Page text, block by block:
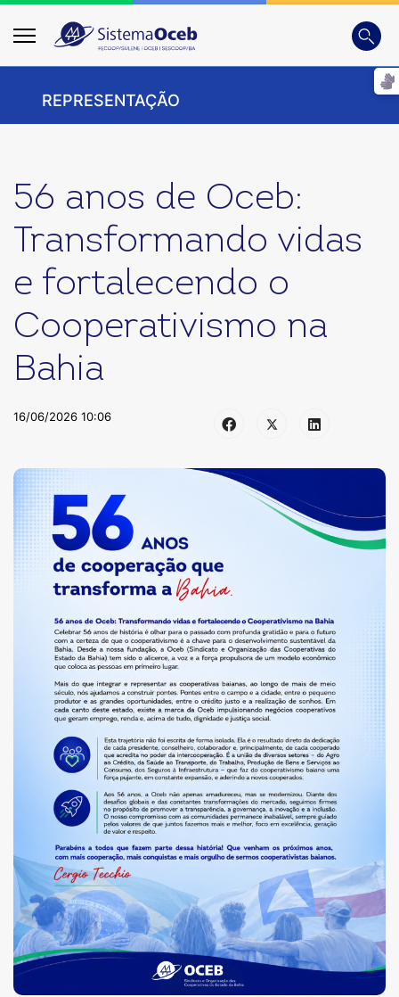
Busca
REPRESENTAÇÃO
56 anos de Oceb:
Transformando vidas
e fortalecendo o
Cooperativismo na
Bahia
16/06/2026 10:06